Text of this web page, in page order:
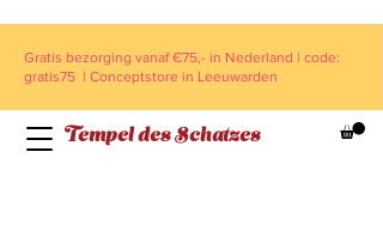
Tempel des Schatzes
Gratis bezorging vanaf €75,- in Nederland | code:
gratis75 | Conceptstore in Leeuwarden